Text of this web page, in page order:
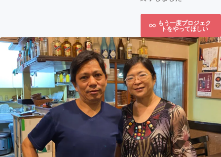
もう一度プロジェク
トをやってほしい